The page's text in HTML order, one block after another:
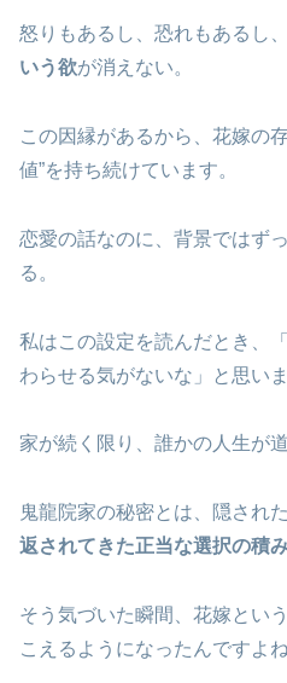
怒りもあるし、恐れもあるし
いう欲が消えない。
この因縁があるから、花嫁の
値”を持ち続けています。
恋愛の話なのに、背景ではず
る。
私はこの設定を読んだとき、
わらせる気がないな」と思いま
家が続く限り、誰かの人生が
鬼龍院家の秘密とは、隠され
返されてきた正当な選択の積
そう気づいた瞬間、花嫁とい
こえるようになったんですよね